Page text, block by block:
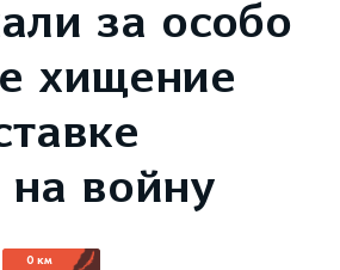
за особо
хищение
на войну
0 км